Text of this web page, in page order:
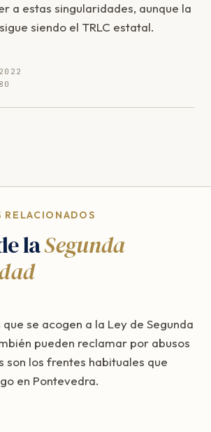
a estas singularidades, aunque la
siendo el TRLC estatal.
RELACIONADOS
laSegunda
se acogen a la Ley de Segunda
pueden reclamar por abusos
son los frentes habituales que
en Pontevedra.